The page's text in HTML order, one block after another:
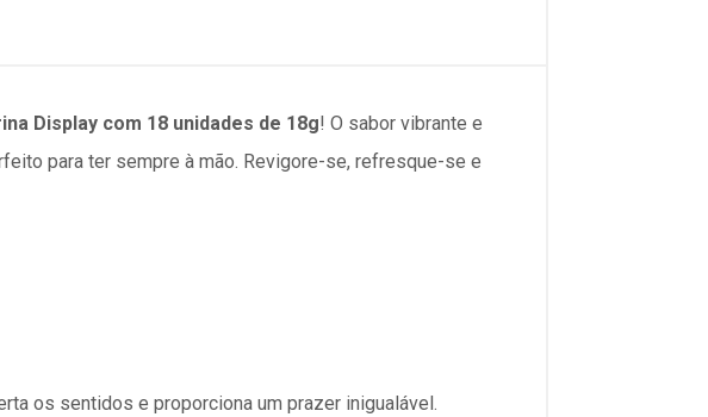
Display com 18 unidades de 18g! O sabor vibrante e
para ter sempre à mão. Revigore-se, refresque-se e
os sentidos e proporciona um prazer inigualável.